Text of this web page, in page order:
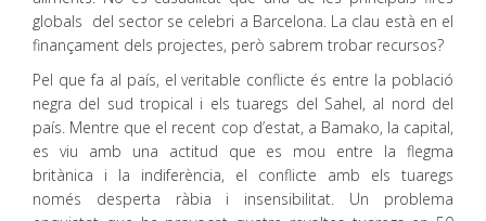
globals del sector se celebri a Barcelona. La clau està en el
finançament dels projectes, però sabrem trobar recursos?
Pel que fa al país, el veritable conflicte és entre la població
negra del sud tropical i els tuaregs del Sahel, al nord del
país. Mentre que el recent cop d’estat, a Bamako, la capital,
es viu amb una actitud que es mou entre la flegma
britànica i la indiferència, el conflicte amb els tuaregs
només desperta ràbia i insensibilitat. Un problema